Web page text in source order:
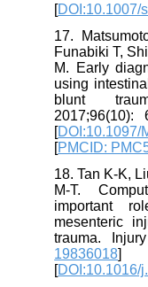
[
17.
Funabiki T,
M. Early
using
blunt
[
[PMCID:
18. Tan K-K,
M-T.
important
mesenteric
trauma.
19836018
[